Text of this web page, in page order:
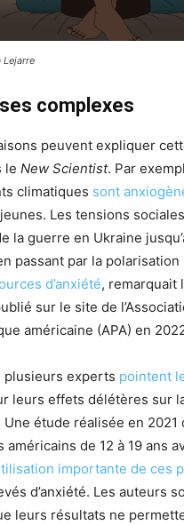
Lejarre
complexes
peuvent expliquer
le New Scientist. Par
climatiques sont
Les tensions
la guerre en Ukraine
passant par la
d’anxiété, remarquait
sur le site de
américaine (APA) en
plusieurs experts pointent
leurs effets délétères sur
étude réalisée en 2021
américains de 12 à 19 ans
importante de ces
d’anxiété. Les auteurs
leurs résultats ne